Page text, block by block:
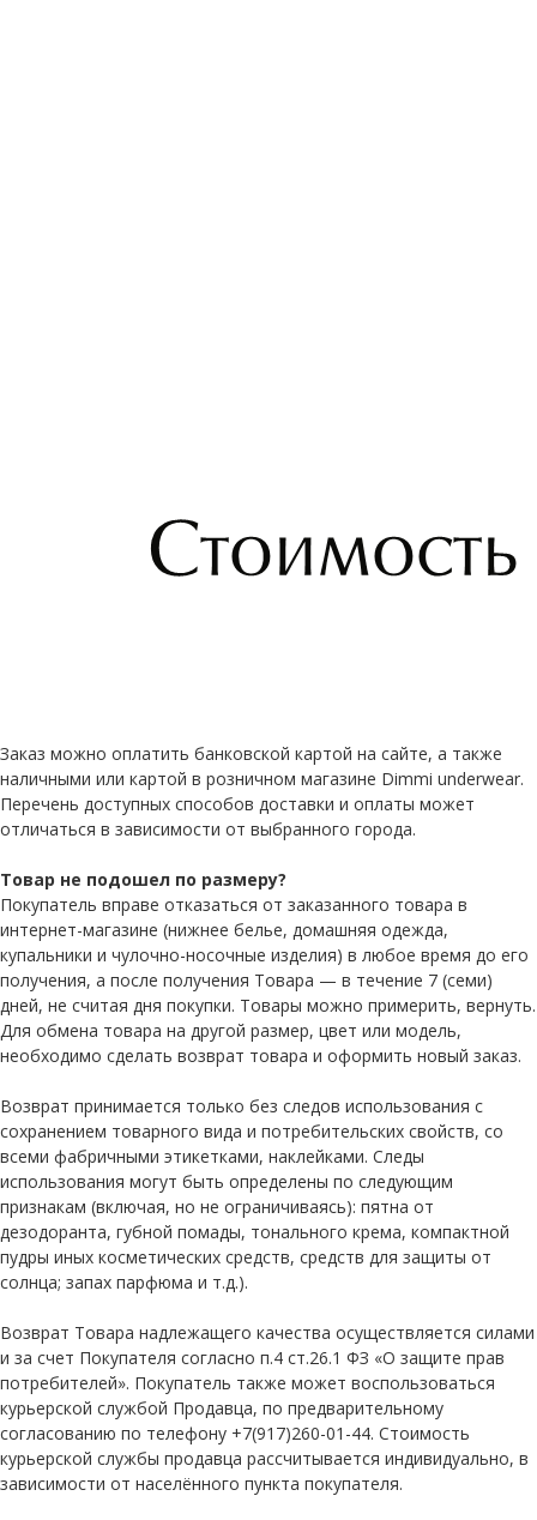
Заказ можно оплатить банковской картой на сайте, а также
наличными или картой в розничном магазине Dimmi underwear.
Перечень доступных способов доставки и оплаты может
отличаться в зависимости от выбранного города.
Товар не подошел по размеру?
Покупатель вправе отказаться от заказанного товара в
интернет-магазине (нижнее белье, домашняя одежда,
купальники и чулочно-носочные изделия) в любое время до его
получения, а после получения Товара — в течение 7 (семи)
дней, не считая дня покупки. Товары можно примерить, вернуть.
Для обмена товара на другой размер, цвет или модель,
необходимо сделать возврат товара и оформить новый заказ.
Возврат принимается только без следов использования с
сохранением товарного вида и потребительских свойств, со
всеми фабричными этикетками, наклейками. Следы
использования могут быть определены по следующим
признакам (включая, но не ограничиваясь): пятна от
дезодоранта, губной помады, тонального крема, компактной
пудры иных косметических средств, средств для защиты от
солнца; запах парфюма и т.д.).
Возврат Товара надлежащего качества осуществляется силами
и за счет Покупателя согласно п.4 ст.26.1 ФЗ «О защите прав
потребителей». Покупатель также может воспользоваться
курьерской службой Продавца, по предварительному
согласованию по телефону +7(917)260-01-44. Стоимость
курьерской службы продавца рассчитывается индивидуально, в
зависимости от населённого пункта покупателя.